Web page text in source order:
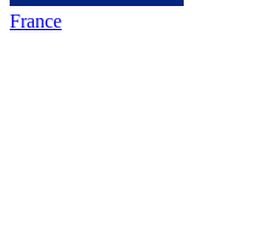
France